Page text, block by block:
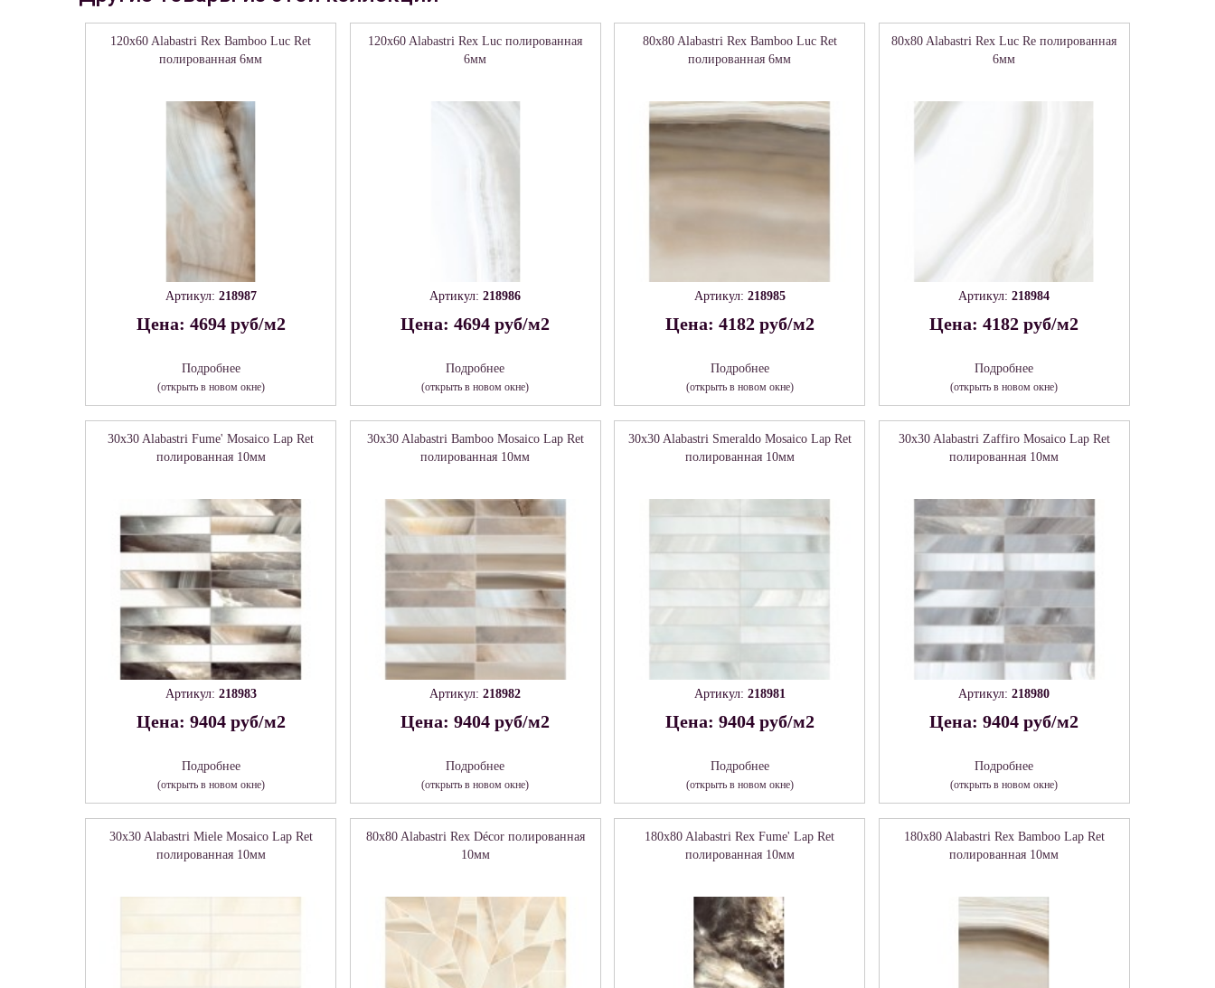
120x60 Alabastri Rex Bamboo Luc Ret
полированная 6мм
Артикул: 218987
Цена: 4694 руб/м2
Подробнее
(открыть в новом окне)
120x60 Alabastri Rex Luc полированная
6мм
Артикул:218986
Цена: 4694 руб/м2
Подробнее
(открыть в новом окне)
80x80 Alabastri Rex Bamboo Luc Ret
полированная 6мм
Артикул: 218985
Цена: 4182 руб/м2
Подробнее
(открыть в новом окне)
80x80 Alabastri Rex Luc Re полированная
6мм
Артикул:218984
Цена: 4182 руб/м2
Подробнее
(открыть в новом окне)
30x30 Alabastri Fume' Mosaico Lap Ret
полированная 10мм
Артикул: 218983
Цена: 9404 руб/м2
Подробнее
(открыть в новом окне)
30x30 Alabastri Bamboo Mosaico Lap Ret
полированная 10мм
Артикул:218982
Цена: 9404 руб/м2
Подробнее
(открыть в новом окне)
30x30 Alabastri Smeraldo Mosaico Lap Ret
полированная 10мм
Артикул: 218981
Цена: 9404 руб/м2
Подробнее
(открыть в новом окне)
30x30 Alabastri Zaffiro Mosaico Lap Ret
полированная 10мм
Артикул:218980
Цена: 9404 руб/м2
Подробнее
(открыть в новом окне)
30x30 Alabastri Miele Mosaico Lap Ret
полированная 10мм
80x80 Alabastri Rex Décor полированная
10мм
180x80 Alabastri Rex Fume' Lap Ret
полированная 10мм
180x80 Alabastri Rex Bamboo Lap Ret
полированная 10мм